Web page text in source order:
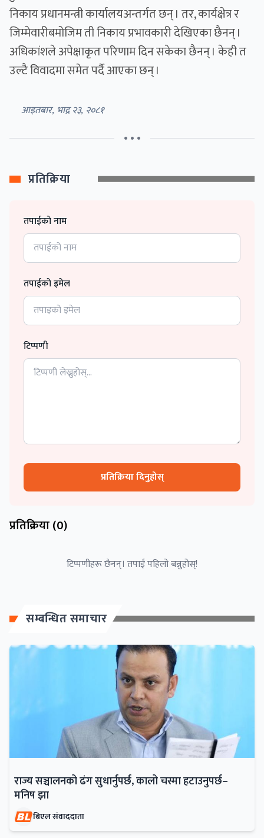
निकाय प्रधानमन्त्री कार्यालयअन्तर्गत छन् । तर, कार्यक्षेत्र र
जिम्मेवारीबमोजिम ती निकाय प्रभावकारी देखिएका छैनन् ।
अधिकांशले अपेक्षाकृत परिणाम दिन सकेका छैनन् । केही त
उल्टै विवादमा समेत पर्दै आएका छन् ।
आइतबार, भाद्र २३, २०८१
• • •
प्रतिक्रिया
तपाईको नाम
तपाईको इमेल
टिप्पणी
प्रतिक्रिया दिनुहोस्
प्रतिक्रिया (0)
टिप्पणीहरू छैनन्। तपाईं पहिलो बन्नुहोस्!
सम्बन्धित समाचार
राज्य सञ्चालनको ढंग सुधार्नुपर्छ, कालो चस्मा हटाउनुपर्छ–
मनिष झा
बिएल संवाददाता